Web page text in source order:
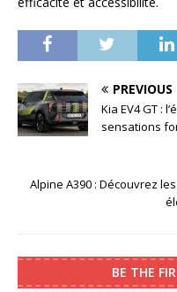
PREVIOUS
Kia EV4 GT :
sensations
Alpine A390 : Découvrez
BE THE